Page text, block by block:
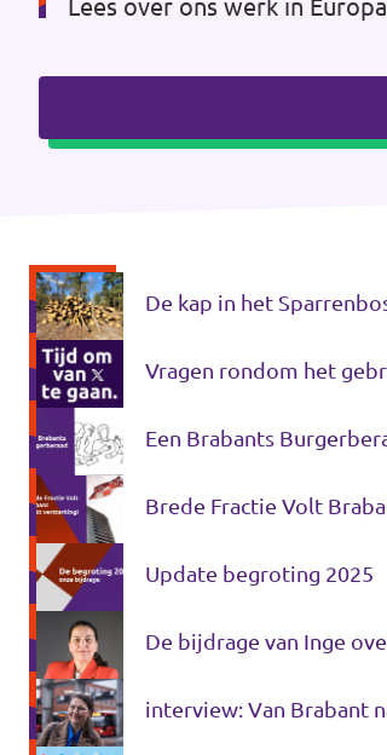
De kap in het
Vragen rondom het
Een Brabants
Brede Fractie Volt
Update begroting 2025
De bijdrage van Inge
interview: Van Brabant
Lees over ons werk in Europa